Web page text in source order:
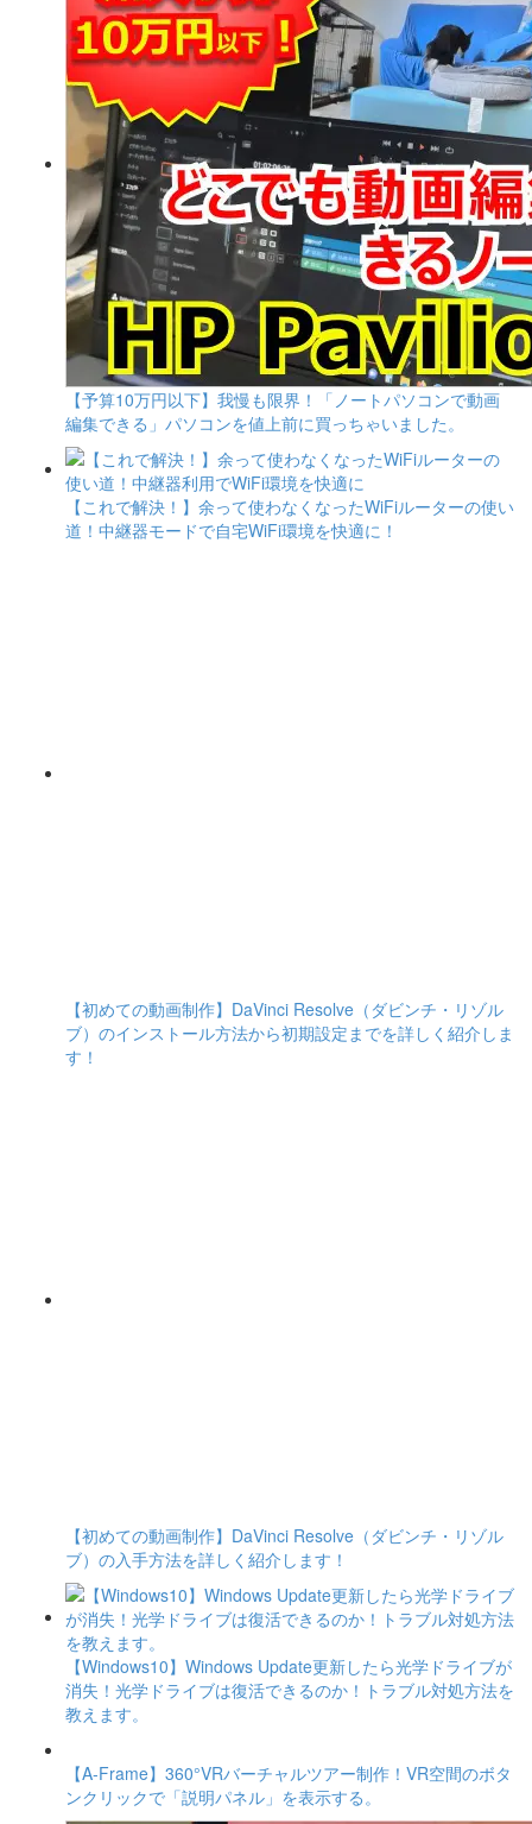
【予算10万円以下】我慢も限界！「ノートパソコンで動画
編集できる」パソコンを値上前に買っちゃいました。
【これで解決！】余って使わなくなったWiFiルーターの使い
道！中継器モードで自宅WiFi環境を快適に！
【初めての動画制作】DaVinci Resolve（ダビンチ・リゾル
ブ）のインストール方法から初期設定までを詳しく紹介しま
す！
【初めての動画制作】DaVinci Resolve（ダビンチ・リゾル
ブ）の入手方法を詳しく紹介します！
【Windows10】Windows Update更新したら光学ドライブが
消失！光学ドライブは復活できるのか！トラブル対処方法を
教えます。
【A-Frame】360°VRバーチャルツアー制作！VR空間のボタ
ンクリックで「説明パネル」を表示する。